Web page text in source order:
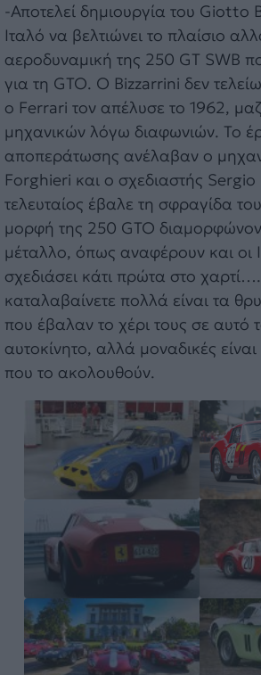
-Αποτελεί δημιουργία του Giotto
Ιταλό να βελτιώνει το πλαίσιο
αεροδυναμική της 250 GT SWB
για τη GTO. Ο Bizzarrini δεν
ο Ferrari τον απέλυσε το 1962,
μηχανικών λόγω διαφωνιών. Το
αποπεράτωσης ανέλαβαν ο
Forghieri και ο σχεδιαστής
τελευταίος έβαλε τη σφραγίδα
μορφή της 250 GTO
μέταλλο, όπως αναφέρουν και οι
σχεδιάσει κάτι πρώτα στο
καταλαβαίνετε πολλά είναι τα
που έβαλαν το χέρι τους σε αυτό
αυτοκίνητο, αλλά μοναδικές είναι
που το ακολουθούν.